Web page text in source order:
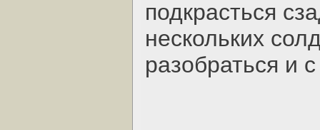
подкрасться
нескольких
разобраться и